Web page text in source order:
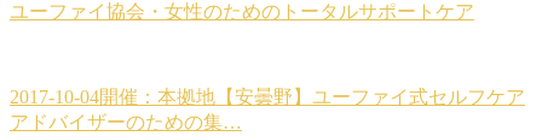
ユーファイ協会・女性のためのトータルサポートケア
2017-10-04開催：本拠地【安曇野】ユーファイ式セルフケア
アドバイザーのための集…